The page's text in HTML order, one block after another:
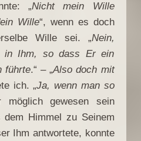
„Nicht mein Wille
Wille“, wenn es doch
Wille sei. „Nein,
in Ihm, so dass Er ein
führte.“ – „Also doch mit
ich. „Ja, wenn man so
gewesen sein
Himmel zu Seinem
Ihm antwortete, konnte